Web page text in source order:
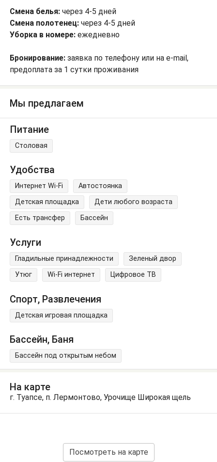
Смена белья: через 4-5 дней
Смена полотенец: через 4-5 дней
Уборка в номере: ежедневно
Бронирование: заявка по телефону или на e-mail,
предоплата за 1 сутки проживания
Мы предлагаем
Питание
Столовая
Удобства
Интернет Wi-Fi
Автостоянка
Детская площадка
Дети любого возраста
Есть трансфер
Бассейн
Услуги
Гладильные принадлежности
Зеленый двор
Утюг
Wi-Fi интернет Цифровое ТВ
Спорт, Развлечения
Детская игровая площадка
Бассейн, Баня
Бассейн под открытым небом
На карте
г. Туапсе, п. Лермонтово, Урочище Широкая щель
Посмотреть на карте